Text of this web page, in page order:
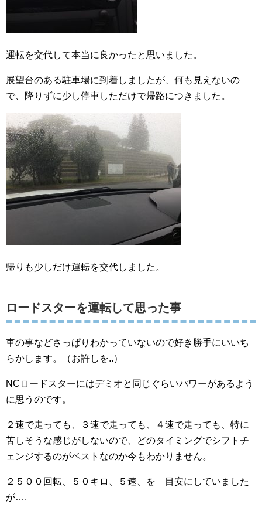
運転を交代して本当に良かったと思いました。
展望台のある駐車場に到着しましたが、何も見えないの
で、降りずに少し停車しただけで帰路につきました。
帰りも少しだけ運転を交代しました。
ロードスターを運転して思った事
車の事などさっぱりわかっていないので好き勝手にいいち
らかします。（お許しを..）
NCロードスターにはデミオと同じぐらいパワーがあるよう
に思うのです。
２速で走っても、３速で走っても、４速で走っても、特に
苦しそうな感じがしないので、どのタイミングでシフトチ
ェンジするのがベストなのか今もわかりません。
２５００回転、５０キロ、５速、を 目安にしていました
が….